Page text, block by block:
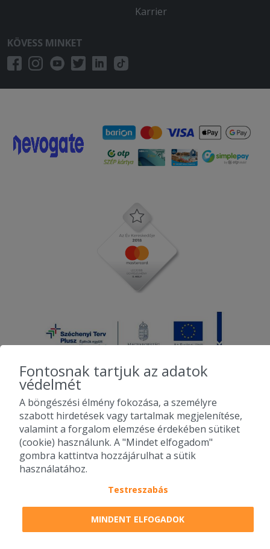
Karrier
KÖVESS MINKET
2010-2026 Copyright - Falatozz.hu - Diston-line Kft.
Pizza, gyros, hamburger, menük kedvező áron, egy helyen az összes
étterem ajánlata.
Fontosnak tartjuk az adatok
védelmét
A böngészési élmény fokozása, a személyre
szabott hirdetések vagy tartalmak megjelenítése,
valamint a forgalom elemzése érdekében sütiket
(cookie) használunk. A "Mindet elfogadom"
gombra kattintva hozzájárulhat a sütik
használatához.
Testreszabás
MINDENT ELFOGADOK